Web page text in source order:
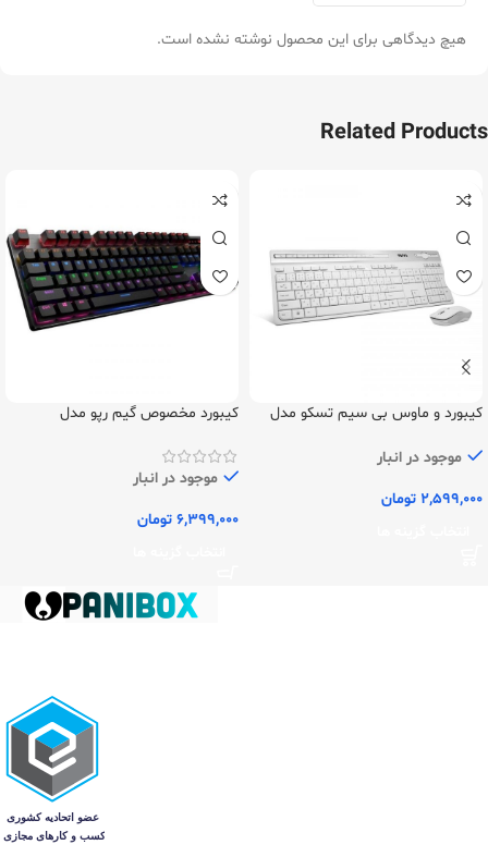
هیچ دیدگاهی برای این محصول نوشته نشده است.
Related Products
کیبورد و ماوس بی سیم تسکو مدل
موجود در انبار
2,599,000 تومان
کیبورد مخصوص گیم رپو مدل
موجود در انبار
6,399,000 تومان